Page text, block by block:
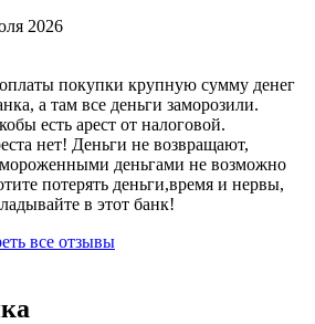
2026
покупки крупную сумму денег
а там все деньги заморозили.
есть арест от налоговой.
нет! Деньги не возвращают,
деньгами не возможно
потерять деньги,время и нервы,
в этот банк!
все отзывы